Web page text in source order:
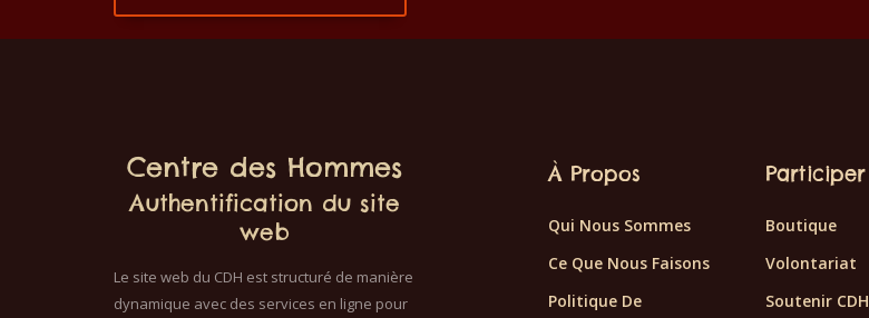
Centre des Hommes
Authentification du site
web
Le site web du CDH est structuré de manière
dynamique avec des services en ligne pour
À Propos
Qui Nous Sommes
Ce Que Nous Faisons
Politique De
Participer
Boutique
Volontariat
Soutenir CDH